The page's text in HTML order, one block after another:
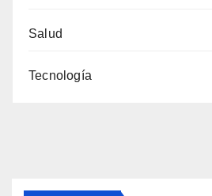
Salud
Tecnología